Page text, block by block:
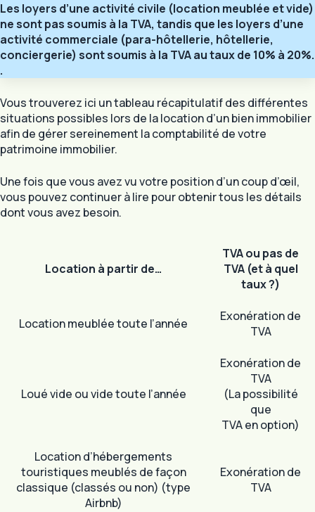
Les loyers d’une activité civile (location meublée et vide)
ne sont pas soumis à la TVA, tandis que les loyers d’une
activité commerciale (para-hôtellerie, hôtellerie,
conciergerie) sont soumis à la TVA au taux de 10% à 20%.
.
Vous trouverez ici un tableau récapitulatif des différentes
situations possibles lors de la location d’un bien immobilier
afin de gérer sereinement la comptabilité de votre
patrimoine immobilier.
Une fois que vous avez vu votre position d’un coup d’œil,
vous pouvez continuer à lire pour obtenir tous les détails
dont vous avez besoin.
Location à partir de…
TVA ou pas de
TVA (et à quel
taux ?)
Location meublée toute l’année
Exonération de
TVA
Loué vide ou vide toute l’année
Exonération de
TVA
(La possibilité
que
TVA en option)
Location d’hébergements
touristiques meublés de façon
classique (classés ou non) (type
Airbnb)
Exonération de
TVA